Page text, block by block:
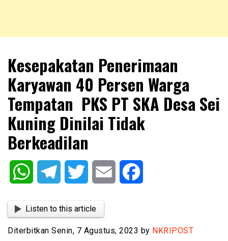
NKRIPOST
Kesepakatan Penerimaan
Karyawan 40 Persen Warga
Tempatan PKS PT SKA Desa Sei
Kuning Dinilai Tidak
Berkeadilan
WhatsAppTelegram Twitter Email
Listen to this article
Diterbitkan Senin, 7 Agustus, 2023 by NKRIPOST